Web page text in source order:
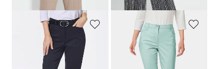
Bauchweghose Adelina by Scheiter
169,00 CHF
GOLDNER
Satin-Baumwollhose
LOUISA
119,00 CHF
179,00 CHF